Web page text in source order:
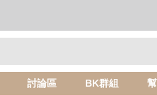
討論區 BK群組